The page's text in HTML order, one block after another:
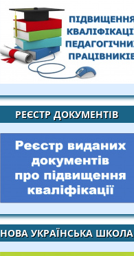
РЕЄСТР ДОКУМЕНТІВ
НОВА УКРАЇНСЬКА ШКОЛА